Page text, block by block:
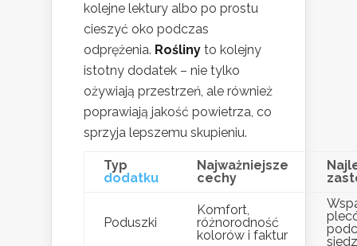
kolejne lektury albo po prostu
cieszyć oko podczas
odprężenia. Rośliny to kolejny
istotny dodatek – nie tylko
ożywiają przestrzeń, ale również
poprawiają jakość powietrza, co
sprzyja lepszemu skupieniu.
Typ
dodatku
Najważniejsze
cechy
Poduszki
Komfort,
różnorodność
kolorów i faktur